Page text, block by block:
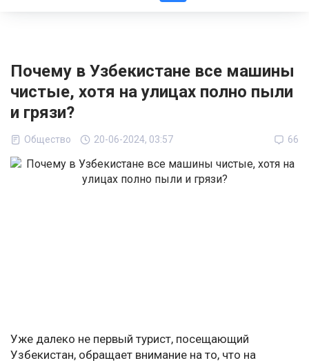
Почему в Узбекистане все машины
чистые, хотя на улицах полно пыли
и грязи?
Общество 20-06-2024, 03:57 66
Уже далеко не первый турист, посещающий
Узбекистан, обращает внимание на то, что на